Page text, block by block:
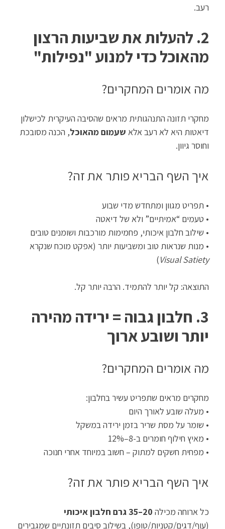
רעב.
2. להעלות את שביעות הרצון
מהאוכל כדי למנוע "נפילות"
מה אומרים המחקרים?
מחקרי תזונה התנהגותית מראים שהסיבה העיקרית לכישלון
דיאטות היא לא רעב אלא שעמום מהאוכל, הכנה מסובכת
וחוסר גיוון.
איך השף הבריא פותר את זה?
• תפריט מגוון ומתחדש מדי שבוע
• טעמים “אמיתיים” ולא של דיאטה
• שילוב חלבון איכותי, פחמימות מורכבות ושומנים טובים
• מנות שנראות טוב ומשביעות יותר (אפקט מוכח שנקרא
Visual Satiety
)
התוצאה: קל יותר להתמיד. הרבה יותר קל.
3. חלבון גבוה = ירידה מהירה
יותר ושובע ארוך
מה אומרים המחקרים?
מחקרים מראים שתפריט עשיר בחלבון:
• מעלה שובע לאורך היום
• שומר על מסת שריר בזמן ירידה במשקל
• מאיץ חילוף חומרים ב-8–12%
• מפחית חשקים למתוק – חשוב במיוחד אחרי חנוכה
איך השף הבריא פותר את זה?
כל ארוחה מכילה 20–35 גרם חלבון איכותי
(עוף/דגים/קטניות/טופו), בשילוב סיבים תזונתיים שמגבירים